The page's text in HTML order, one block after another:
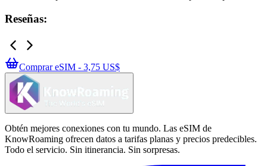
Reseñas:
Comprar eSIM - 3,75 US$
Obtén mejores conexiones con tu mundo. Las eSIM de
KnowRoaming ofrecen datos a tarifas planas y precios predecibles.
Todo el servicio. Sin itinerancia. Sin sorpresas.